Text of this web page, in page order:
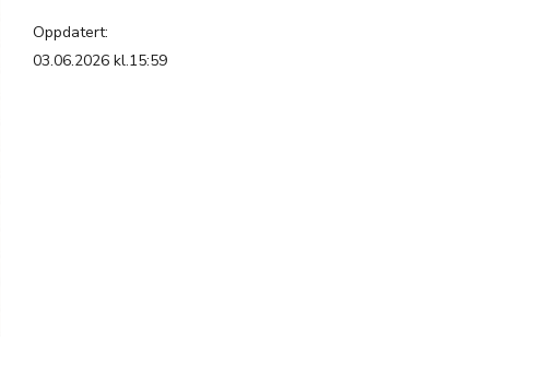
Oppdatert:
03.06.2026 kl.15:59